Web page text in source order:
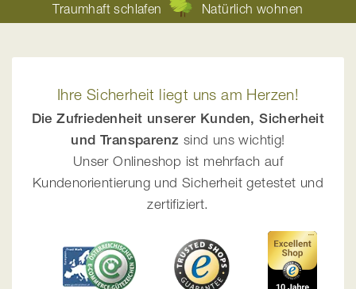
Traumhaft schlafen Natürlich wohnen
Ihre Sicherheit liegt uns am Herzen!
Die Zufriedenheit unserer Kunden, Sicherheit
und Transparenz sind uns wichtig!
Unser Onlineshop ist mehrfach auf
Kundenorientierung und Sicherheit getestet und
zertifiziert.